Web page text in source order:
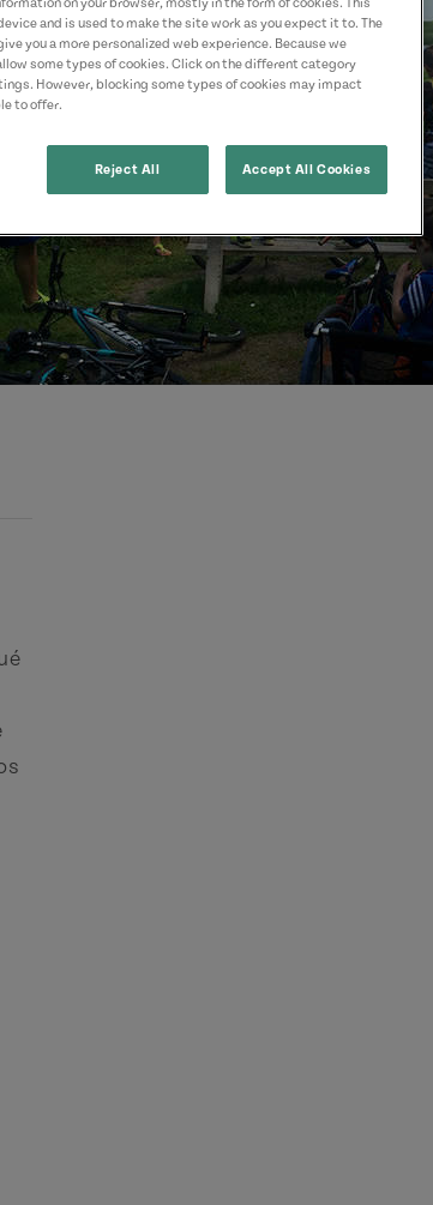
and is used to make the site work as you expect it to. The
you a more personalized web experience. Because we
some types of cookies. Click on the different category
However, blocking some types of cookies may impact
to offer.
Reject All Accept All Cookies